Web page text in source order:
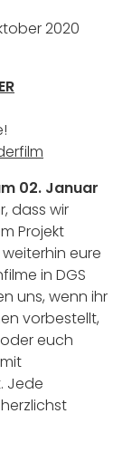
2020
02. Januar
dass wir
Projekt
eure
in DGS
uns, wenn ihr
vorbestellt,
euch
Jede